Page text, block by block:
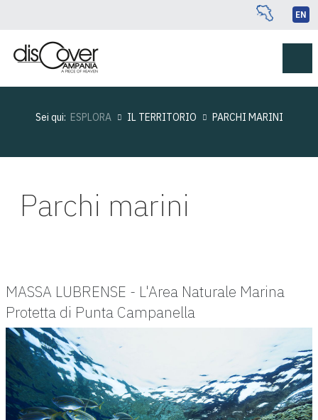
EN
Sei qui: ESPLORA IL TERRITORIO PARCHI MARINI
Parchi marini
MASSA LUBRENSE - L'Area Naturale Marina
Protetta di Punta Campanella